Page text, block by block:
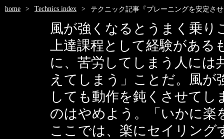
home > Technics index > テクニック記事『プレーニングを安定さ
風が強くなるとうまく乗り
上達課程として経験がある
に、苦労してしまう人には
えてしまう」ことだ。風が
しても動作を鈍くさせて
のはやめよう。「いかに楽
ここでは、楽にセイリン